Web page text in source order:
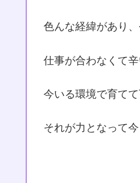
色んな経緯があり
仕事が合わなくて
今いる環境で育て
それが力となって